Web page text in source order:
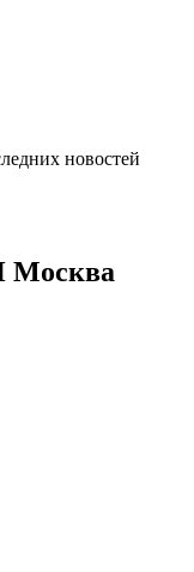
новостей